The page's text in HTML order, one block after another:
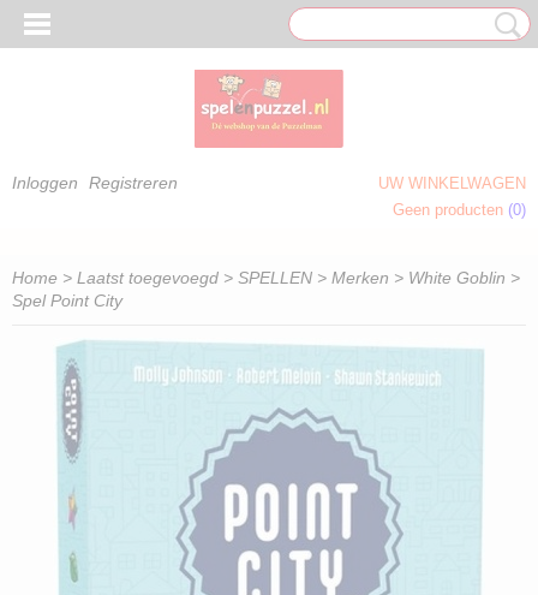
Inloggen Registreren
UW WINKELWAGEN
Geen producten (0)
Home > Laatst toegevoegd > SPELLEN > Merken > White Goblin >
Spel Point City